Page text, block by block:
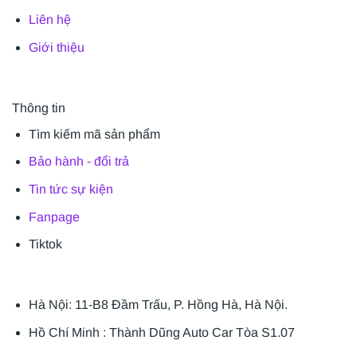
Liên hệ
Giới thiệu
Thông tin
Tìm kiếm mã sản phẩm
Bảo hành - đổi trả
Tin tức sự kiện
Fanpage
Tiktok
Hà Nội: 11-B8 Đầm Trấu, P. Hồng Hà, Hà Nội.
Hồ Chí Minh : Thành Dũng Auto Car Tòa S1.07